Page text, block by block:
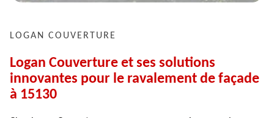
LOGAN COUVERTURE
Logan Couverture et ses solutions
innovantes pour le ravalement de façade
à 15130